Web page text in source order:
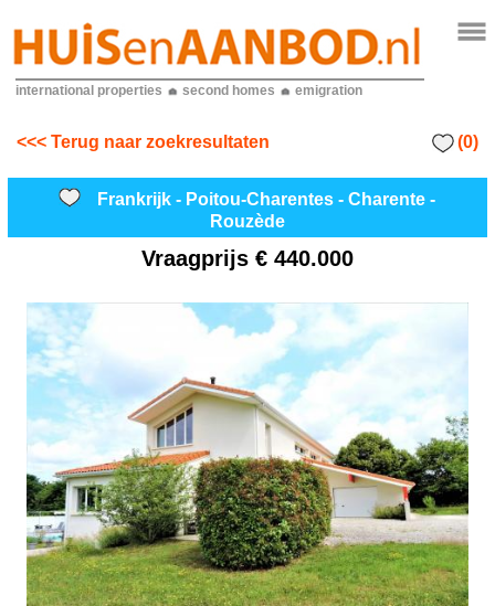
international properties second homes emigration
<<< Terug naar zoekresultaten (0)
Frankrijk - Poitou-Charentes - Charente -
Rouzède
Vraagprijs € 440.000